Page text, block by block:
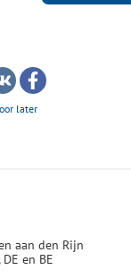
later
aan den Rijn
en BE